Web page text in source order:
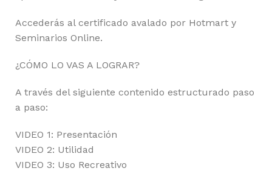
Accederás al certificado avalado por Hotmart y
Seminarios Online.
¿CÓMO LO VAS A LOGRAR?
A través del siguiente contenido estructurado paso
a paso:
VIDEO 1: Presentación
VIDEO 2: Utilidad
VIDEO 3: Uso Recreativo